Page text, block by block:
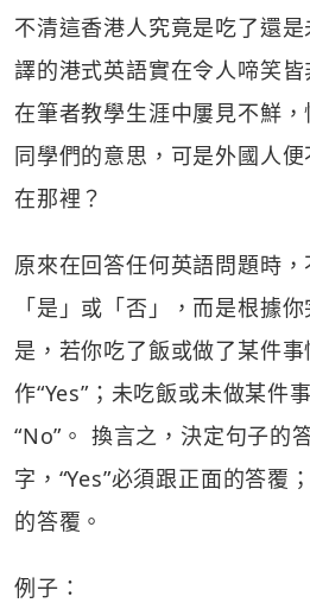
不清這香港人究竟是吃了還
譯的港式英語實在令人啼笑
在筆者教學生涯中屢見不鮮
同學們的意思，可是外國人
在那裡？
原來在回答任何英語問題時
「是」或「否」，而是根據
是，若你吃了飯或做了某件
作“Yes”；未吃飯或未做某件
“No”。 換言之，決定句子的
字，“Yes”必須跟正面的答覆
的答覆。
例子：